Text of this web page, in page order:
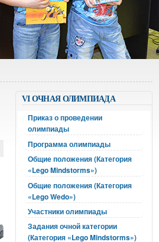
VI ОЧНАЯ ОЛИМПИАДА
Приказ о проведении
олимпиады
Программа олимпиады
Общие положения (Категория
«Lego Mindstorms»)
Общие положения (Категория
«Lego Wedo»)
Участники олимпиады
Задания очной категории
(Категория «Lego Mindstorms»)